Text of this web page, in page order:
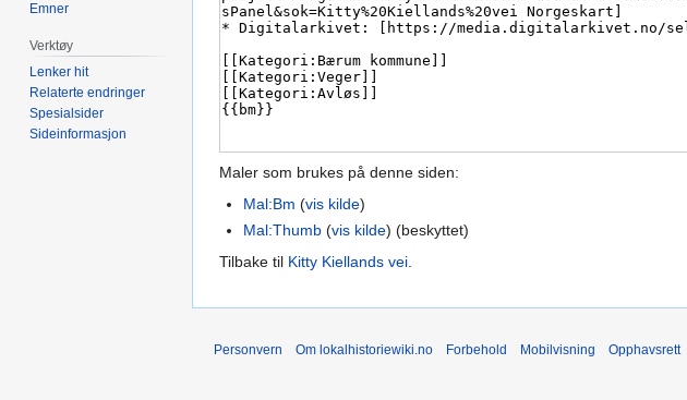
Maler som brukes på denne siden:
Mal:Bm (vis kilde)
Mal:Thumb (vis kilde) (beskyttet)
Tilbake til Kitty Kiellands vei
Emner
Verktøy
Lenker hit
Relaterte endringer
Spesialsider
Sideinformasjon
Personvern Om lokalhistoriewiki.no Forbehold Mobilvisning Opphavsrett